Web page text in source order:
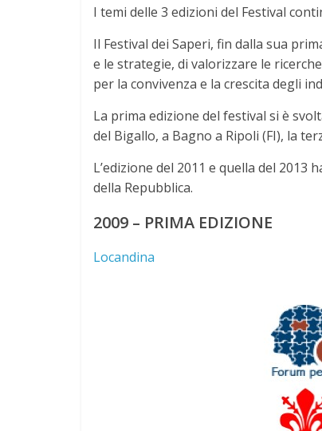
I temi delle 3 edizioni del Festival
Il Festival dei Saperi, fin dalla sua
e le strategie, di valorizzare le
per la convivenza e la crescita degli
La prima edizione del festival si è
del Bigallo, a Bagno a Ripoli (FI), la
L’edizione del 2011 e quella del
della Repubblica.
2009 – PRIMA EDIZIONE
Locandina